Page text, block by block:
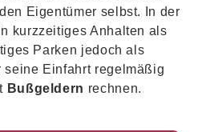
Eigentümer selbst. In der
kurzzeitiges Anhalten als
Parken jedoch als
Einfahrt regelmäßig
Bußgeldern rechnen.